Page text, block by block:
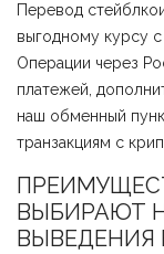
Перевод
выгодному курсу
Операции через
платежей,
наш обменный
транзакциям с
ВЫБИРАЮТ
ВЫВЕДЕНИЯ